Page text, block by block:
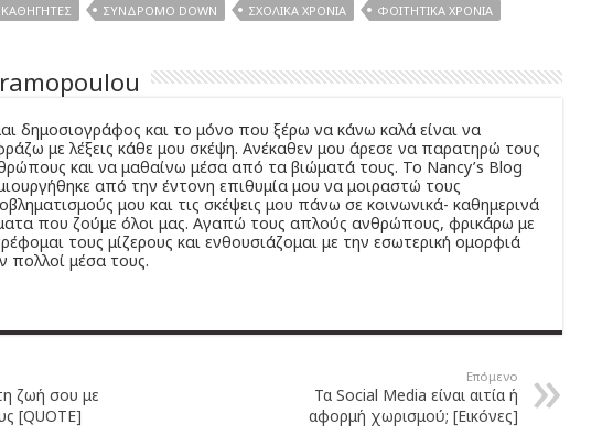
ΚΑΘΗΓΗΤΈΣ ΣΎΝΔΡΟΜΟ DOWN ΣΧΟΛΙΚΆ ΧΡΌΝΙΑ ΦΟΙΤΗΤΙΚΆ ΧΡΌΝΙΑ
δημοσιογράφος και το μόνο που ξέρω να κάνω καλά είναι να
με λέξεις κάθε μου σκέψη. Ανέκαθεν μου άρεσε να παρατηρώ τους
και να μαθαίνω μέσα από τα βιώματά τους. Το Νancy’s Βlog
από την έντονη επιθυμία μου να μοιραστώ τους
μου και τις σκέψεις μου πάνω σε κοινωνικά- καθημερινά
που ζούμε όλοι μας. Αγαπώ τους απλούς ανθρώπους, φρικάρω με
τους μίζερους και ενθουσιάζομαι με την εσωτερική ομορφιά
πολλοί μέσα τους.
ζωή σου με
[QUOTE]
Επόμενο
Τα Social Media είναι αιτία ή
αφορμή χωρισμού; [Εικόνες]